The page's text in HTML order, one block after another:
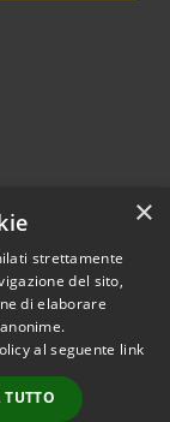
2026 • Comune di
Giovanni • Powered
Accesso
×
strettamente
del sito,
di elaborare
al seguente link
TUTTO